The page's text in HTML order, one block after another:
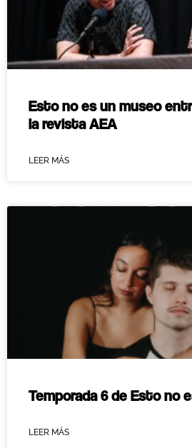
Esto no es un museo
la revista AEA
LEER MÁS
Temporada 6 de Esto no
LEER MÁS